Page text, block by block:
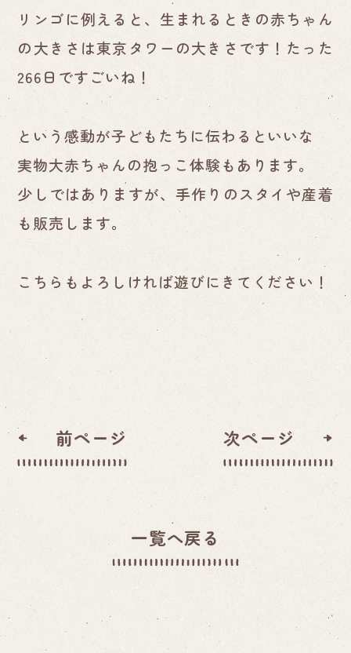
リンゴに例えると、生まれるときの赤ちゃん
の大きさは東京タワーの大きさです！たった
266日ですごいね！
という感動が子どもたちに伝わるといいな
実物大赤ちゃんの抱っこ体験もあります。
少しではありますが、手作りのスタイや産着
も販売します。
こちらもよろしければ遊びにきてください！
前ページ
一覧へ戻る
次ページ